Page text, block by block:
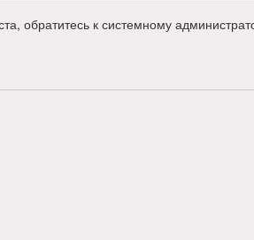
обратитесь к системному